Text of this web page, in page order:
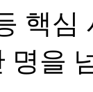
핵심
명을